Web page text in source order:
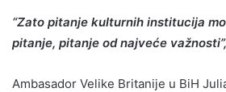
“Zato pitanje kulturnih institucija
pitanje, pitanje od najveće
Ambasador Velike Britanije u BiH